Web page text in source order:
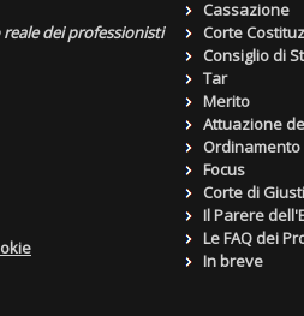
dei professionisti
Cassazione
Corte
Consiglio di
Tar
Merito
Attuazione
Focus
Corte di
Il Parere
Le FAQ dei
In breve